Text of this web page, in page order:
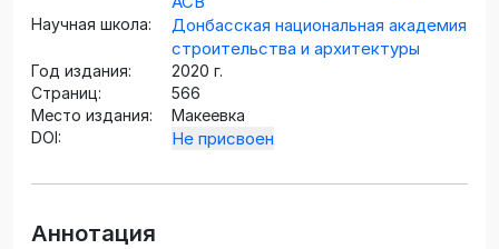
Научная школа:
Донбасская национальная академия
строительства и архитектуры
Год издания:
2020 г.
Страниц:
566
Место издания:
Макеевка
DOI:
Не присвоен
Аннотация